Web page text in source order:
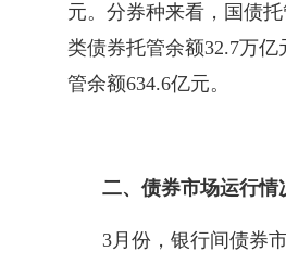
元。分券种来看，国债
类债券托管余额32.7万
管余额634.6亿元。
二、债券市场运行情
3月份，银行间债券